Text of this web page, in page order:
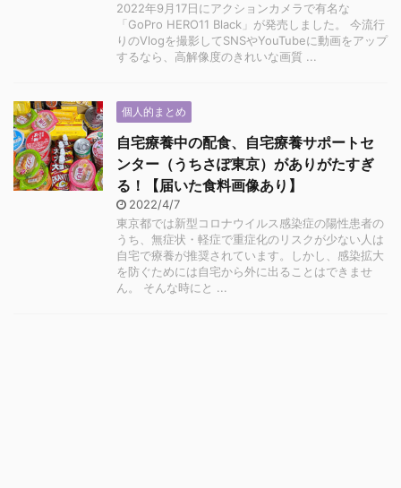
2022年9月17日にアクションカメラで有名な
「GoPro HERO11 Black」が発売しました。 今流行
りのVlogを撮影してSNSやYouTubeに動画をアップ
するなら、高解像度のきれいな画質 ...
個人的まとめ
自宅療養中の配食、自宅療養サポートセ
ンター（うちさぽ東京）がありがたすぎ
る！【届いた食料画像あり】
2022/4/7
東京都では新型コロナウイルス感染症の陽性患者の
うち、無症状・軽症で重症化のリスクが少ない人は
自宅で療養が推奨されています。しかし、感染拡大
を防ぐためには自宅から外に出ることはできませ
ん。 そんな時にと ...